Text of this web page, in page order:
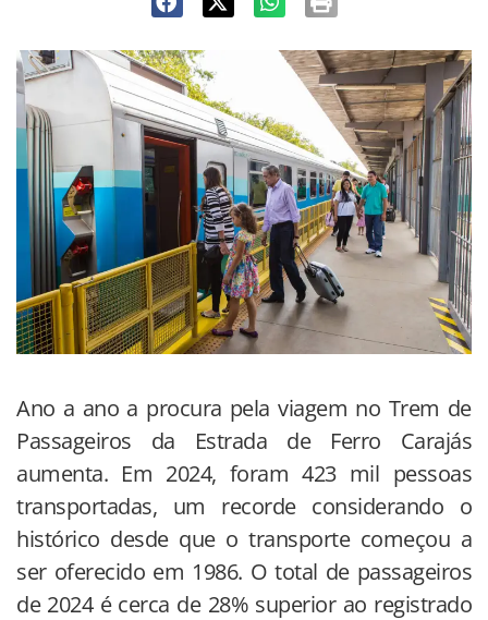
Ano a ano a procura pela viagem no Trem de
Passageiros da Estrada de Ferro Carajás
aumenta. Em 2024, foram 423 mil pessoas
transportadas, um recorde considerando o
histórico desde que o transporte começou a
ser oferecido em 1986. O total de passageiros
de 2024 é cerca de 28% superior ao registrado